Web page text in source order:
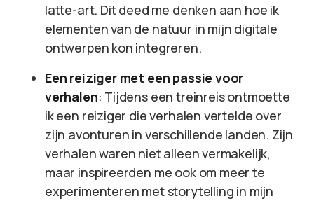
latte-art. Dit deed me denken aan hoe ik
elementen van de natuur in mijn digitale
ontwerpen kon integreren.
Een reiziger met een passie voor
verhalen: Tijdens een treinreis ontmoette
ik een reiziger die verhalen vertelde over
zijn avonturen in verschillende landen. Zijn
verhalen waren niet alleen vermakelijk,
maar inspireerden me ook om meer te
experimenteren met storytelling in mijn